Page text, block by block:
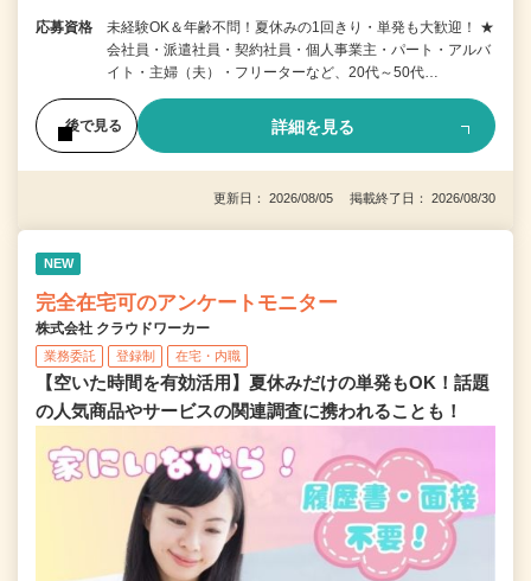
応募資格
未経験OK＆年齢不問！夏休みの1回きり・単発も大歓迎！ ★
会社員・派遣社員・契約社員・個人事業主・パート・アルバ
イト・主婦（夫）・フリーターなど、20代～50代…
後で見る 詳細を見る
更新日： 2026/08/05 掲載終了日： 2026/08/30
NEW
完全在宅可のアンケートモニター
株式会社 クラウドワーカー
業務委託 登録制 在宅・内職
【空いた時間を有効活用】夏休みだけの単発もOK！話題
の人気商品やサービスの関連調査に携われることも！